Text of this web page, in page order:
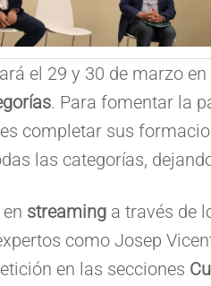
el 29 y 30 de marzo en
. Para fomentar la
completar sus
las categorías,
streaming a través de
como Josep
en las secciones